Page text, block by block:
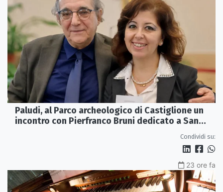
Paludi, al Parco archeologico di Castiglione un
incontro con Pierfranco Bruni dedicato a San
Condividi su:
23 ore fa